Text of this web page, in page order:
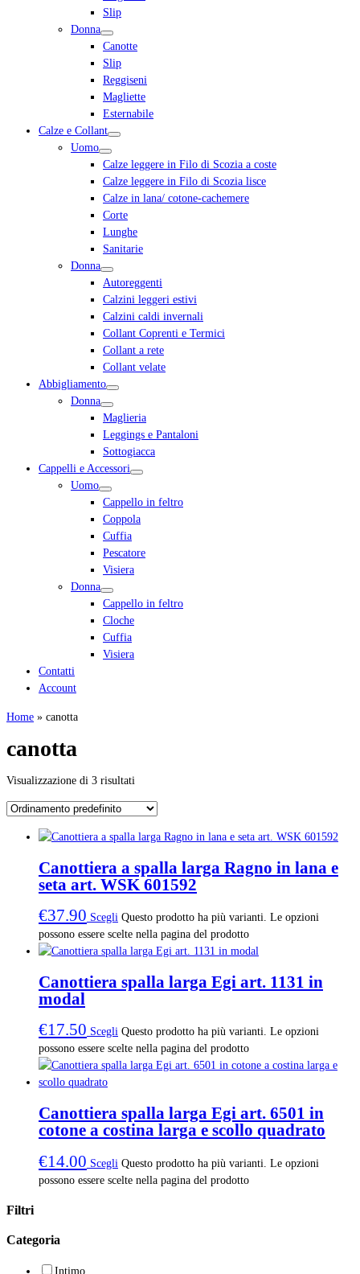
Slip
Donna
Canotte
Slip
Reggiseni
Magliette
Esternabile
Calze e Collant
Uomo
Calze leggere in Filo di Scozia a coste
Calze leggere in Filo di Scozia lisce
Calze in lana/ cotone-cachemere
Corte
Lunghe
Sanitarie
Donna
Autoreggenti
Calzini leggeri estivi
Calzini caldi invernali
Collant Coprenti e Termici
Collant a rete
Collant velate
Abbigliamento
Donna
Maglieria
Leggings e Pantaloni
Sottogiacca
Cappelli e Accessori
Uomo
Cappello in feltro
Coppola
Cuffia
Pescatore
Visiera
Donna
Cappello in feltro
Cloche
Cuffia
Visiera
Contatti
Account
Home » canotta
canotta
Visualizzazione di 3 risultati
Canottiera a spalla larga Ragno in lana e
seta art. WSK 601592
€37.90 Scegli Questo prodotto ha più varianti. Le opzioni
possono essere scelte nella pagina del prodotto
Canottiera spalla larga Egi art. 1131 in
modal
€17.50 Scegli Questo prodotto ha più varianti. Le opzioni
possono essere scelte nella pagina del prodotto
Canottiera spalla larga Egi art. 6501 in
cotone a costina larga e scollo quadrato
€14.00 Scegli Questo prodotto ha più varianti. Le opzioni
possono essere scelte nella pagina del prodotto
Filtri
Categoria
Intimo